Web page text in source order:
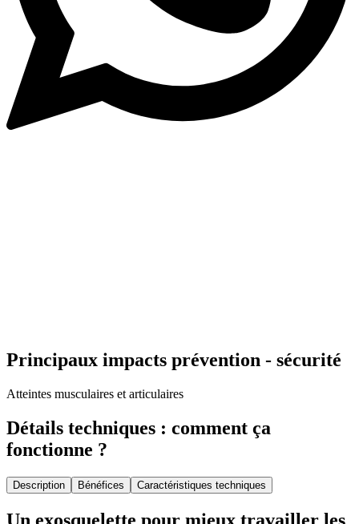
Principaux impacts prévention - sécurité
Atteintes musculaires et articulaires
Détails techniques : comment ça
fonctionne ?
Description Bénéfices Caractéristiques techniques